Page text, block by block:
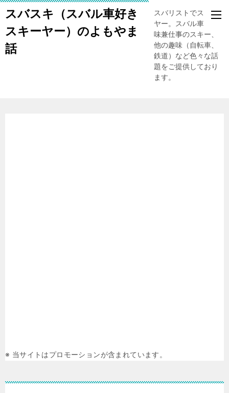
スバスキ（スバル車好き
スキーヤー）のよもやま
話
スバリストでスキー
ヤー。スバル車、趣
味兼仕事のスキー、
他の趣味（自転車、
鉄道）など色々な話
題をご提供しており
ます。
※ 当サイトはプロモーションが含まれています。